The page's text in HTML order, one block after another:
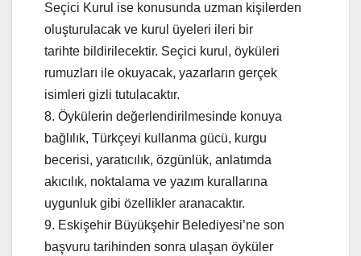
Seçici Kurul ise konusunda uzman kişilerden
oluşturulacak ve kurul üyeleri ileri bir
tarihte bildirilecektir. Seçici kurul, öyküleri
rumuzları ile okuyacak, yazarların gerçek
isimleri gizli tutulacaktır.
8. Öykülerin değerlendirilmesinde konuya
bağlılık, Türkçeyi kullanma gücü, kurgu
becerisi, yaratıcılık, özgünlük, anlatımda
akıcılık, noktalama ve yazım kurallarına
uygunluk gibi özellikler aranacaktır.
9. Eskişehir Büyükşehir Belediyesi’ne son
başvuru tarihinden sonra ulaşan öyküler